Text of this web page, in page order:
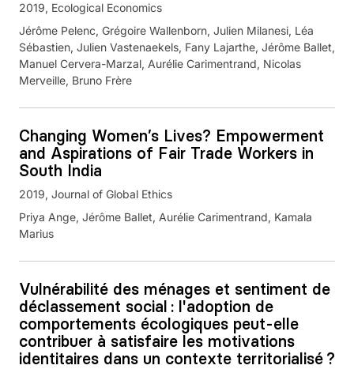
2019 Ecological Economics
Jérôme Pelenc, Grégoire Wallenborn, Julien Milanesi, Léa
Sébastien, Julien Vastenaekels, Fany Lajarthe, Jérôme Ballet,
Manuel Cervera-Marzal, Aurélie Carimentrand, Nicolas
Merveille, Bruno Frère
Changing Women’s Lives? Empowerment
and Aspirations of Fair Trade Workers in
South India
2019 Journal of Global Ethics
Priya Ange, Jérôme Ballet, Aurélie Carimentrand, Kamala
Marius
Vulnérabilité des ménages et sentiment de
déclassement social : l'adoption de
comportements écologiques peut-elle
contribuer à satisfaire les motivations
identitaires dans un contexte territorialisé ?